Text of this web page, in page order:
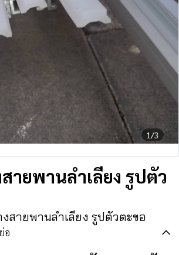
1/3
ายพานลำเลียง รูปตัว
งสายพานลำเลียง รูปตัวตะขอ
อ